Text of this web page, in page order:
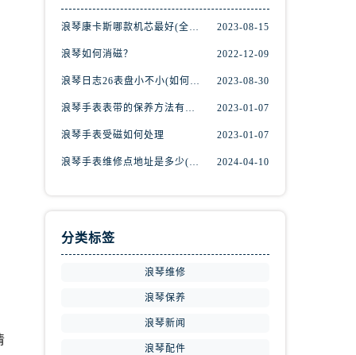
浪琴康卡斯哪款机芯最好(全面解析浪琴康卡斯机芯特点与优劣) 2023-08-15
浪琴如何消磁？ 2022-12-09
浪琴日志26表盘小不小(如何辨别表盘大小) 2023-08-30
浪琴手表表带的保养方法有哪些？ 2023-01-07
浪琴手表受磁如何处理 2023-01-07
浪琴手表维修点地址是多少(全国维修点查询) 2024-04-10
分类标签
浪琴维修
浪琴保养
浪琴新闻
浪琴配件